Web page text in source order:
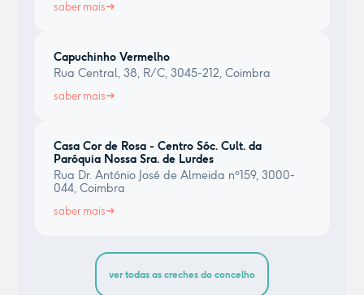
saber mais
Capuchinho Vermelho
Rua Central, 38, R/C, 3045-212, Coimbra
saber mais
Casa Cor de Rosa - Centro Sóc. Cult. da
Paróquia Nossa Sra. de Lurdes
Rua Dr. António José de Almeida nº159, 3000-
044, Coimbra
saber mais
ver todas as creches do concelho